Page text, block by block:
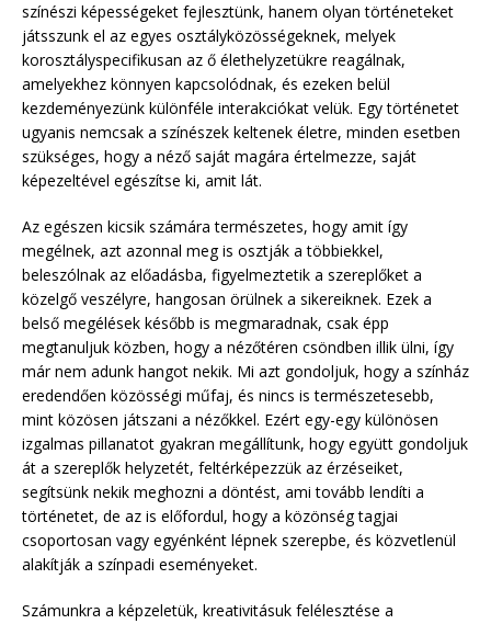
színészi képességeket fejlesztünk, hanem olyan történeteket
játsszunk el az egyes osztályközösségeknek, melyek
korosztályspecifikusan az ő élethelyzetükre reagálnak,
amelyekhez könnyen kapcsolódnak, és ezeken belül
kezdeményezünk különféle interakciókat velük. Egy történetet
ugyanis nemcsak a színészek keltenek életre, minden esetben
szükséges, hogy a néző saját magára értelmezze, saját
képezeltével egészítse ki, amit lát.
Az egészen kicsik számára természetes, hogy amit így
megélnek, azt azonnal meg is osztják a többiekkel,
beleszólnak az előadásba, figyelmeztetik a szereplőket a
közelgő veszélyre, hangosan örülnek a sikereiknek. Ezek a
belső megélések később is megmaradnak, csak épp
megtanuljuk közben, hogy a nézőtéren csöndben illik ülni, így
már nem adunk hangot nekik. Mi azt gondoljuk, hogy a színház
eredendően közösségi műfaj, és nincs is természetesebb,
mint közösen játszani a nézőkkel. Ezért egy-egy különösen
izgalmas pillanatot gyakran megállítunk, hogy együtt gondoljuk
át a szereplők helyzetét, feltérképezzük az érzéseiket,
segítsünk nekik meghozni a döntést, ami tovább lendíti a
történetet, de az is előfordul, hogy a közönség tagjai
csoportosan vagy egyénként lépnek szerepbe, és közvetlenül
alakítják a színpadi eseményeket.
Számunkra a képzeletük, kreativitásuk felélesztése a